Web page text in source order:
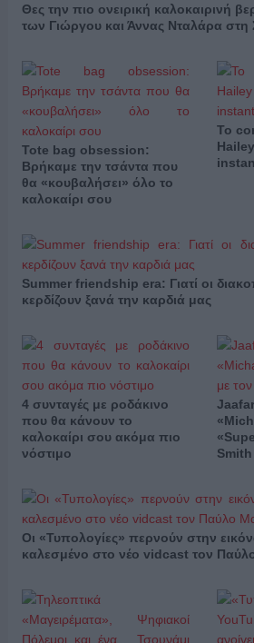
Θες την πιο ονειρική καλοκαιρινή
των Γιώργου και Άννας Νταλάρα στη
Tote bag obsession:
Βρήκαμε την τσάντα που
θα «κουβαλήσει» όλο το
καλοκαίρι σου
Το
Summer friendship era: Γιατί οι
κερδίζουν ξανά την καρδιά μας
4 συνταγές με ροδάκινο
που θα κάνουν το
καλοκαίρι σου ακόμα πιο
νόστιμο
Smith
Οι «Τυπολογίες» περνούν στην
καλεσμένο στο νέο vidcast τον